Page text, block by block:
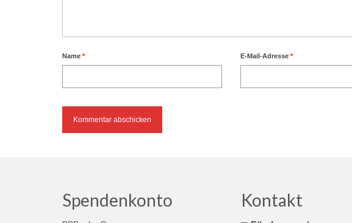
Name * E-Mail-Adresse*
Spendenkonto Kontakt